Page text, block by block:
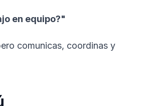
en equipo?"
comunicas, coordinas y